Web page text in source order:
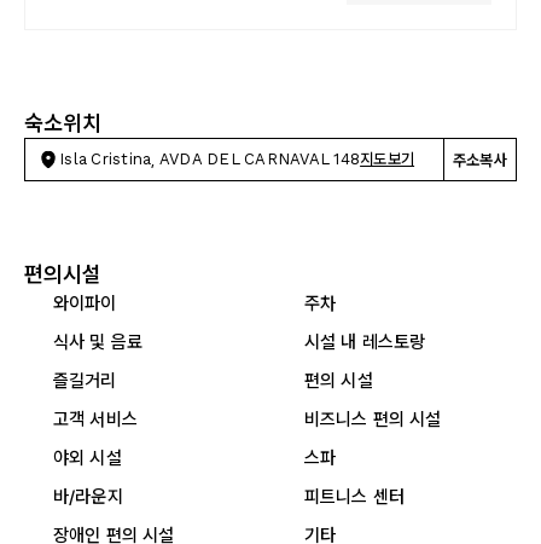
숙소위치
Isla Cristina, AVDA DEL CARNAVAL 148지도보기 주소복사
편의시설
와이파이
주차
식사 및 음료
시설 내 레스토랑
즐길거리
편의 시설
고객 서비스
비즈니스 편의 시설
야외 시설
스파
바/라운지
피트니스 센터
장애인 편의 시설
기타